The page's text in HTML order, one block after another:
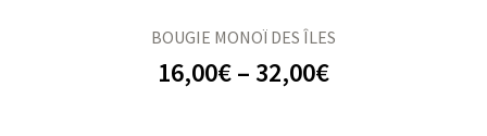
BOUGIE MONOÏ DES ÎLES
16,00€– 32,00€